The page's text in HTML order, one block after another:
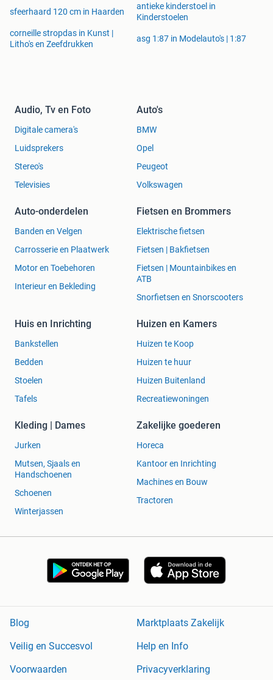
sfeerhaard 120 cm in Haarden
antieke kinderstoel in
Kinderstoelen
corneille stropdas in Kunst |
Litho's en Zeefdrukken
asg 1:87 in Modelauto's | 1:87
Audio, Tv en Foto
Digitale camera's
Luidsprekers
Stereo's
Televisies
Auto's
BMW
Opel
Peugeot
Volkswagen
Auto-onderdelen
Banden en Velgen
Carrosserie en Plaatwerk
Motor en Toebehoren
Interieur en Bekleding
Fietsen en Brommers
Elektrische fietsen
Fietsen | Bakfietsen
Fietsen | Mountainbikes en
ATB
Snorfietsen en Snorscooters
Huis en Inrichting
Bankstellen
Bedden
Stoelen
Tafels
Huizen en Kamers
Huizen te Koop
Huizen te huur
Huizen Buitenland
Recreatiewoningen
Kleding | Dames
Jurken
Mutsen, Sjaals en
Handschoenen
Schoenen
Winterjassen
Zakelijke goederen
Horeca
Kantoor en Inrichting
Machines en Bouw
Tractoren
Blog
Marktplaats Zakelijk
Veilig en Succesvol
Help en Info
Voorwaarden
Privacyverklaring